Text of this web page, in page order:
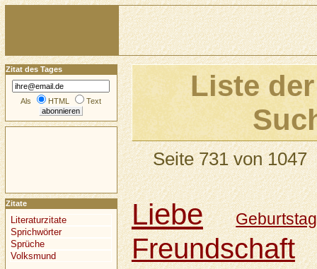
Liste
Seite 731 von 1047
Liebe Geburtstag
Freundschaft
Zitat des Tages
Als HTML Text
Zitate
Literaturzitate
Sprichwörter
Sprüche
Volksmund